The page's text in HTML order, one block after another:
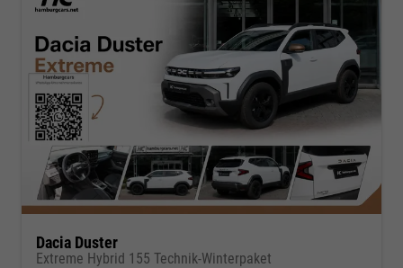
Dacia Duster
Extreme Hybrid 155 Technik-Winterpaket